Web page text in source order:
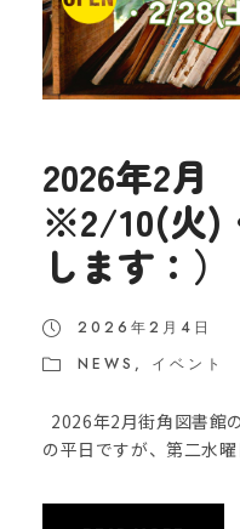
2026年2
※2/10(火)
します：）
2026年2月4日
NEWS , イベント
2026年2月街角図書館
の平日ですが、第二水